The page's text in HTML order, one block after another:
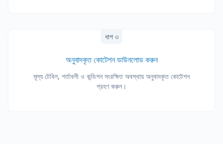
ধাপ ৩
অনুবাদকৃত কোটেশন ডাউনলোড করুন
মূল্য টেবিল, শর্তাবলী ও কন্ডিশন সংরক্ষিত অবস্থায় অনুবাদকৃত কোটেশন
গ্রহণ করুন।